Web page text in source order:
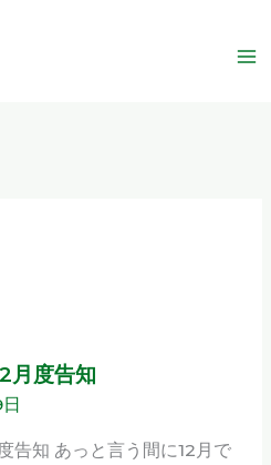
月度告知
告知 あっと言う間に12月で